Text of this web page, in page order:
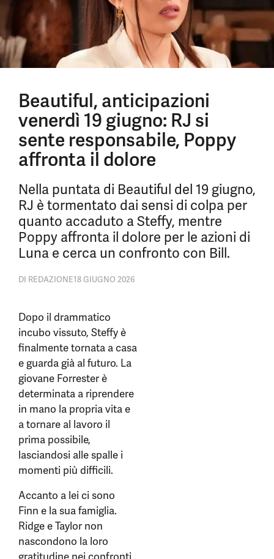
Beautiful, anticipazioni
venerdì 19 giugno: RJ si
sente responsabile, Poppy
affronta il dolore
Nella puntata di Beautiful del 19 giugno,
RJ è tormentato dai sensi di colpa per
quanto accaduto a Steffy, mentre
Poppy affronta il dolore per le azioni di
Luna e cerca un confronto con Bill.
DI REDAZIONE18 GIUGNO 2026
Dopo il drammatico
incubo vissuto, Steffy è
finalmente tornata a casa
e guarda già al futuro. La
giovane Forrester è
determinata a riprendere
in mano la propria vita e
a tornare al lavoro il
prima possibile,
lasciandosi alle spalle i
momenti più difficili.
Accanto a lei ci sono
Finn e la sua famiglia.
Ridge e Taylor non
nascondono la loro